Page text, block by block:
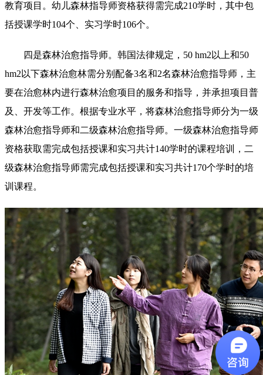
教育项目。幼儿森林指导师资格获得需完成210学时，其中包
括授课学时104个、实习学时106个。
四是森林治愈指导师。韩国法律规定，50 hm2以上和50
hm2以下森林治愈林需分别配备3名和2名森林治愈指导师，主
要在治愈林内进行森林治愈项目的服务和指导，并承担项目普
及、开发等工作。根据专业水平，将森林治愈指导师分为一级
森林治愈指导师和二级森林治愈指导师。一级森林治愈指导师
资格获取需完成包括授课和实习共计140学时的课程培训，二
级森林治愈指导师需完成包括授课和实习共计170个学时的培
训课程。